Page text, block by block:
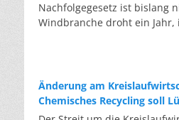
Nachfolgegesetz ist bislang
Windbranche droht ein Jahr,
die Verfahren laufen heute
Halbjahresbilanz der
Muster: So viele Windräder
Änderung am
Chemisches Recycling soll